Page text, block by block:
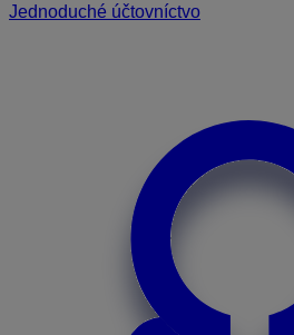
Jednoduché účtovníctvo